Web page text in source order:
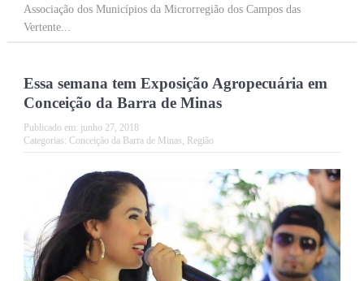
Associação dos Municípios da Microrregião dos Campos das
Vertente...
Essa semana tem Exposição Agropecuária em
Conceição da Barra de Minas
Publicado em: junho 27, 2018
Categorias: Conceição da Barra de Minas, Região